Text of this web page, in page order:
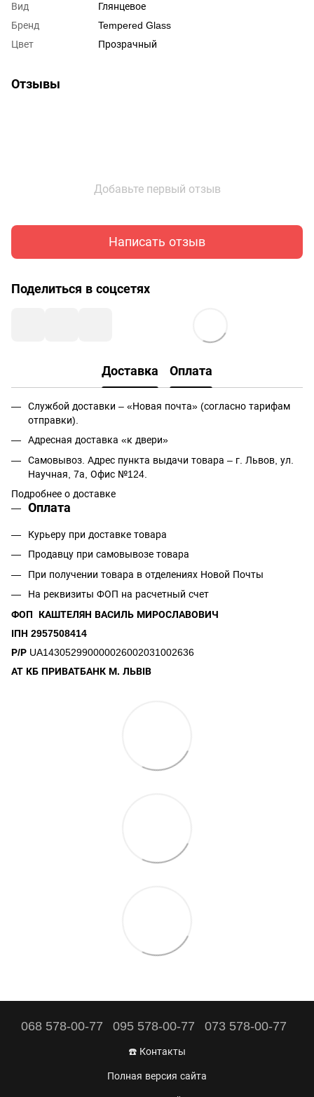
Вид
Глянцевое
Бренд
Tempered Glass
Цвет
Прозрачный
Отзывы
Добавьте первый отзыв
Написать отзыв
Поделиться в соцсетях
Доставка Оплата
Службой доставки – «Новая почта» (согласно тарифам
отправки).
Адресная доставка «к двери»
Самовывоз. Адрес пункта выдачи товара – г. Львов, ул.
Научная, 7а, Офис №124.
Подробнее о доставке
Оплата
Курьеру при доставке товара
Продавцу при самовывозе товара
При получении товара в отделениях Новой Почты
На реквизиты ФОП на расчетный счет
ФОП КАШТЕЛЯН ВАСИЛЬ МИРОСЛАВОВИЧ
ІПН 2957508414
Р/Р UA143052990000026002031002636
АТ КБ ПРИВАТБАНК М. ЛЬВІВ
068 578-00-77 095 578-00-77 073 578-00-77
☎️ Контакты
Полная версия сайта